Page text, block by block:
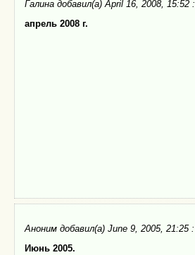
Галина добавил(а) April 16, 2008, 15:52 :
апрель 2008 г.
Аноним добавил(а) June 9, 2005, 21:25 :
Июнь 2005.